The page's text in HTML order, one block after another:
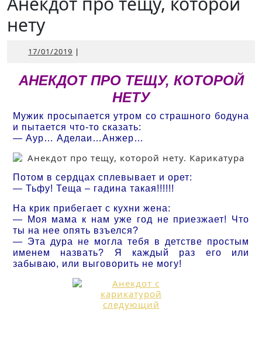
нету
17/01/2019 17/01/2019
|
АНЕКДОТ ПРО ТЕЩУ, КОТОРОЙ
НЕТУ
Мужик просыпается утром со страшного бодуна
и пытается что-то сказать:
— Аур… Аделаи…Анжер…
Потом в сердцах сплевывает и орет:
— Тьфу! Теща – гадина такая!!!!!!
На крик прибегает с кухни жена:
— Моя мама к нам уже год не приезжает! Что
ты на нее опять взъелся?
— Эта дура не могла тебя в детстве простым
именем назвать? Я каждый раз его или
забываю, или выговорить не могу!